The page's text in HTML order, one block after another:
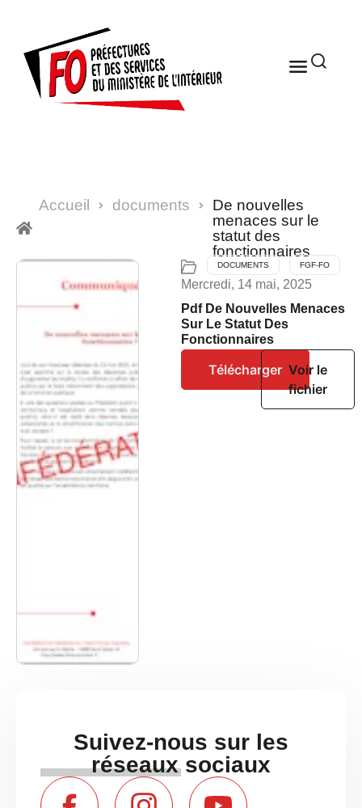
Accueil documents
De nouvelles
menaces sur le
statut des
fonctionnaires
DOCUMENTS FGF-FO
Mercredi, 14 mai, 2025
Pdf De Nouvelles Menaces
Sur Le Statut Des
Fonctionnaires
Télécharger Voir le
fichier
Suivez-nous sur les
réseaux sociaux